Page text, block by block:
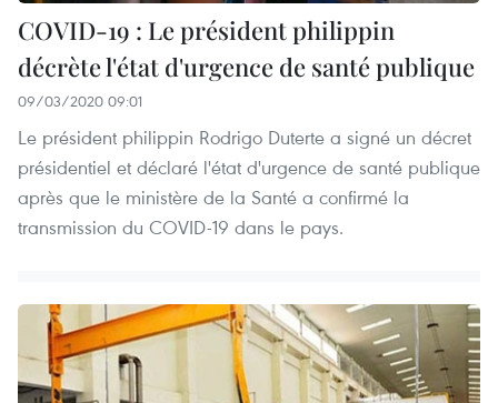
COVID-19 : Le président philippin
décrète l'état d'urgence de santé publique
09/03/2020 09:01
Le président philippin Rodrigo Duterte a signé un décret
présidentiel et déclaré l'état d'urgence de santé publique
après que le ministère de la Santé a confirmé la
transmission du COVID-19 dans le pays.